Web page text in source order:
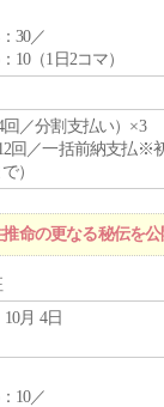
30／
10（1日2コマ）
回／分割支払い）×3
回／一括前納支払※
）
命の更なる秘伝を
月 4日
10／